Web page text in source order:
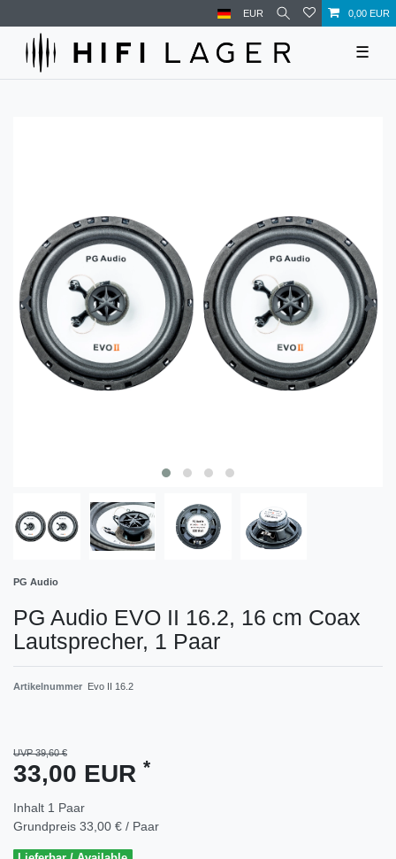
EUR 0,00 EUR
☰
PG Audio
PG Audio EVO II 16.2, 16 cm Coax
Lautsprecher, 1 Paar
Artikelnummer Evo II 16.2
UVP 39,60 €
33,00 EUR *
Inhalt 1 Paar
Grundpreis 33,00 € / Paar